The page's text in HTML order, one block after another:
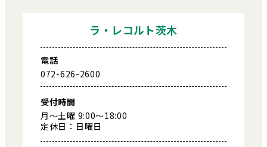
ラ・レコルト茨木
電話
072-626-2600
受付時間
月～土曜 9:00～18:00
定休日：日曜日